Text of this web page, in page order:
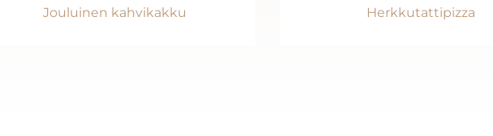
Jouluinen kahvikakku Herkkutattipizza